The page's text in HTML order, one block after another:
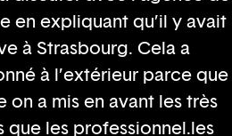
en expliquant qu’il y avait
à Strasbourg. Cela a
à l’extérieur parce que
on a mis en avant les très
que les professionnel.les